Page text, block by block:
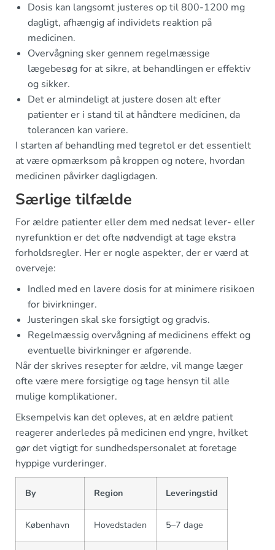
Dosis kan langsomt justeres op til 800-1200 mg
dagligt, afhængig af individets reaktion på
medicinen.
Overvågning sker gennem regelmæssige
lægebesøg for at sikre, at behandlingen er effektiv
og sikker.
Det er almindeligt at justere dosen alt efter
patienter er i stand til at håndtere medicinen, da
tolerancen kan variere.
I starten af behandling med tegretol er det essentielt
at være opmærksom på kroppen og notere, hvordan
medicinen påvirker dagligdagen.
Særlige tilfælde
For ældre patienter eller dem med nedsat lever- eller
nyrefunktion er det ofte nødvendigt at tage ekstra
forholdsregler. Her er nogle aspekter, der er værd at
overveje:
Indled med en lavere dosis for at minimere risikoen
for bivirkninger.
Justeringen skal ske forsigtigt og gradvis.
Regelmæssig overvågning af medicinens effekt og
eventuelle bivirkninger er afgørende.
Når der skrives resepter for ældre, vil mange læger
ofte være mere forsigtige og tage hensyn til alle
mulige komplikationer.
Eksempelvis kan det opleves, at en ældre patient
reagerer anderledes på medicinen end yngre, hvilket
gør det vigtigt for sundhedspersonalet at foretage
hyppige vurderinger.
By Region Leveringstid
København Hovedstaden 5–7 dage